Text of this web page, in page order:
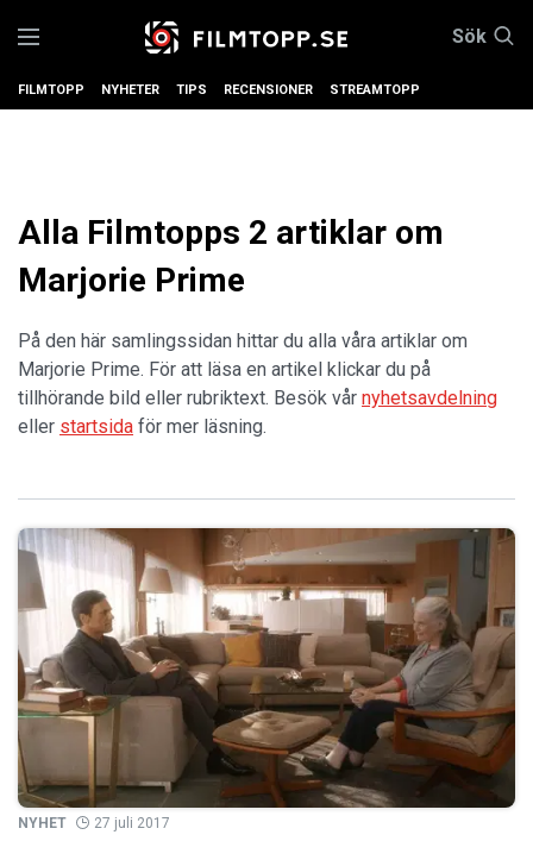
Sök
FILMTOPP NYHETER TIPS RECENSIONER STREAMTOPP
Alla Filmtopps 2 artiklar om
Marjorie Prime
På den här samlingssidan hittar du alla våra artiklar om
Marjorie Prime. För att läsa en artikel klickar du på
tillhörande bild eller rubriktext. Besök vår nyhetsavdelning
eller startsida för mer läsning.
NYHET 27 juli 2017